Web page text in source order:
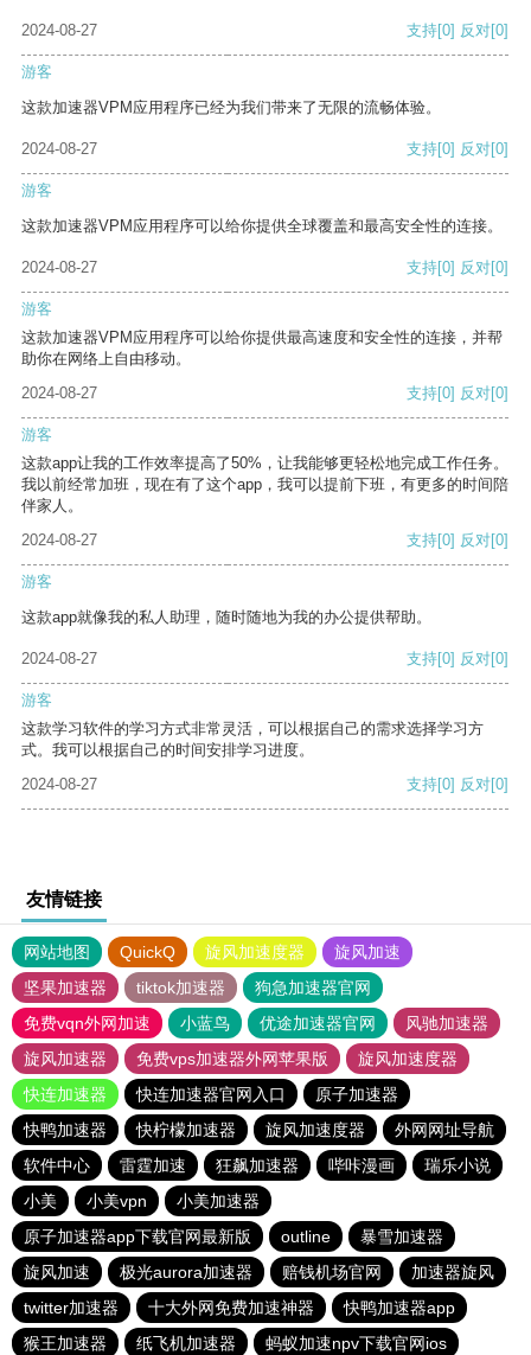
2024-08-27 支持[0] 反对[0]
游客
这款加速器VPM应用程序已经为我们带来了无限的流畅体验。
2024-08-27 支持[0] 反对[0]
游客
这款加速器VPM应用程序可以给你提供全球覆盖和最高安全性的连接。
2024-08-27 支持[0] 反对[0]
游客
这款加速器VPM应用程序可以给你提供最高速度和安全性的连接，并帮
助你在网络上自由移动。
2024-08-27
支持[0] 反对[0]
游客
这款app让我的工作效率提高了50%，让我能够更轻松地完成工作任务。
我以前经常加班，现在有了这个app，我可以提前下班，有更多的时间陪
伴家人。
2024-08-27
支持[0] 反对[0]
游客
这款app就像我的私人助理，随时随地为我的办公提供帮助。
2024-08-27 支持[0] 反对[0]
游客
这款学习软件的学习方式非常灵活，可以根据自己的需求选择学习方
式。我可以根据自己的时间安排学习进度。
2024-08-27
支持[0] 反对[0]
友情链接
网站地图 QuickQ 旋风加速度器
旋风加速
坚果加速器
tiktok加速器
狗急加速器官网
免费vqn外网加速
小蓝鸟 优途加速器官网
风驰加速器
旋风加速器
免费vps加速器外网苹果版
旋风加速度器
快连加速器
快连加速器官网入口
原子加速器
快鸭加速器
快柠檬加速器 旋风加速度器
外网网址导航
软件中心
雷霆加速 狂飙加速器 哔咔漫画
瑞乐小说
小美
小美vpn
小美加速器
原子加速器app下载官网最新版
outline
暴雪加速器
旋风加速
极光aurora加速器 赔钱机场官网
加速器旋风
twitter加速器
十大外网免费加速神器
快鸭加速器app
猴王加速器
纸飞机加速器 蚂蚁加速npv下载官网ios